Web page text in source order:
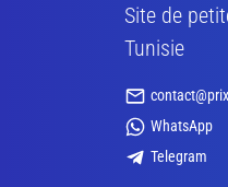
Site de
Tunisie
WhatsApp
Telegram